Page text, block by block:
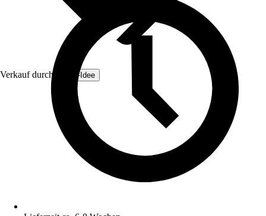
Verkauf durch: Zaun-Idee